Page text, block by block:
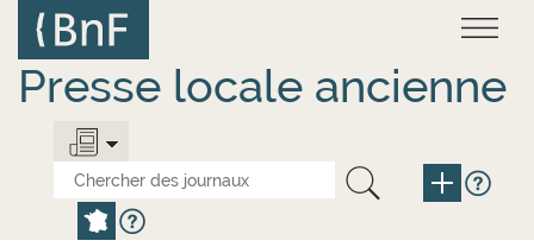
contenu
principal
Presse locale ancienne